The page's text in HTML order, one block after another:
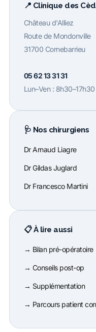
📍 Clinique des
Château d'Alliez
Route de Mondonville
31700 Cornebarrieu
05 62 13 31 31
Lun–Ven : 8h30–17h30
🩺 Nos chirurgiens
Dr Arnaud Liagre
Dr Gildas Juglard
Dr Francesco Martini
📋 À lire aussi
→ Bilan pré-opératoire
→ Conseils post-op
→ Supplémentation
→ Parcours patient